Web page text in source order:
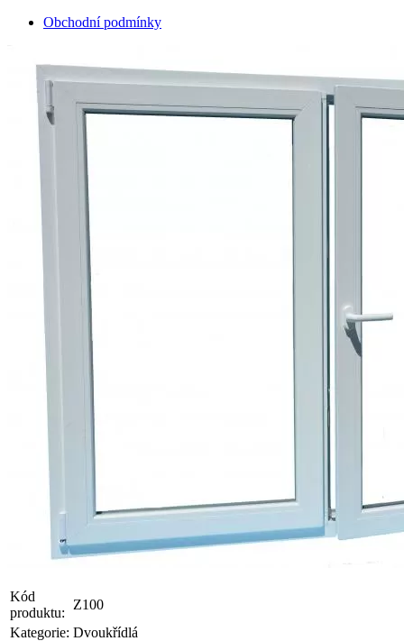
Obchodní podmínky
Kód
produktu:
Z100
Kategorie: Dvoukřídlá